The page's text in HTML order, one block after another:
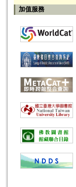
加值服務